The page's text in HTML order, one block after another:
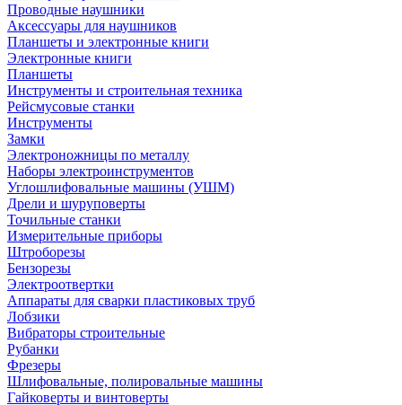
Проводные наушники
Аксессуары для наушников
Планшеты и электронные книги
Электронные книги
Планшеты
Инструменты и строительная техника
Рейсмусовые станки
Инструменты
Замки
Электроножницы по металлу
Наборы электроинструментов
Углошлифовальные машины (УШМ)
Дрели и шуруповерты
Точильные станки
Измерительные приборы
Штроборезы
Бензорезы
Электроотвертки
Аппараты для сварки пластиковых труб
Лобзики
Вибраторы строительные
Рубанки
Фрезеры
Шлифовальные, полировальные машины
Гайковерты и винтоверты